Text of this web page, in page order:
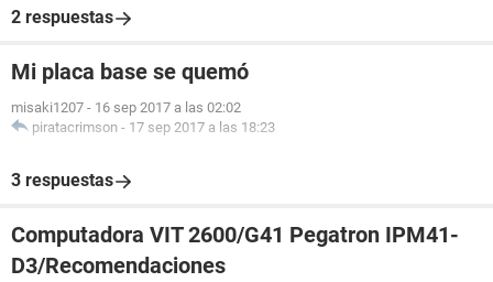
2 respuestas
Mi placa base se quemó
misaki1207 - 16 sep 2017 a las 02:02
piratacrimson - 17 sep 2017 a las 18:23
3 respuestas
Computadora VIT 2600/G41 Pegatron IPM41-
D3/Recomendaciones